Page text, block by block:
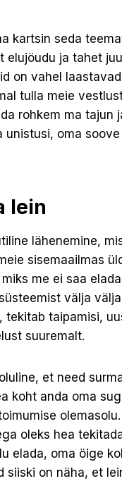
kartsin seda
ja tahet
on vahel
tulla meie
rohkem ma
unistusi, oma
lein
lähenemine,
sisemaailmas
me ei saa
välja
taipamisi,
suuremalt.
et need
koht anda oma
oleks hea
elada, oma öige
siiski on näha, et